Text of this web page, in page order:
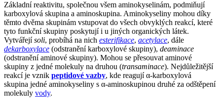
Základní reaktivitu, společnou všem aminokyselinám, podmiňují
karboxylová skupina a aminoskupina. Aminokyseliny mohou díky
těmto dvěma skupinám vstupovat do všech obvyklých reakcí, které
tyto funkční skupiny poskytují i u jiných organických látek.
Vytvářejísoli, probíhá na nich esterifikace, acetylace, dále
dekarboxylace (odstranění karboxylové skupiny), deaminace
(odstranění aminové skupiny). Mohou se přesouvat aminové
skupiny z jedné molekuly na druhou (transaminace). Nejdůležitější
reakcí je vznik peptidové vazby, kde reagují α-karboxylová
skupina jedné aminokyseliny s α-aminoskupinou druhé za odštěpení
molekuly vody.